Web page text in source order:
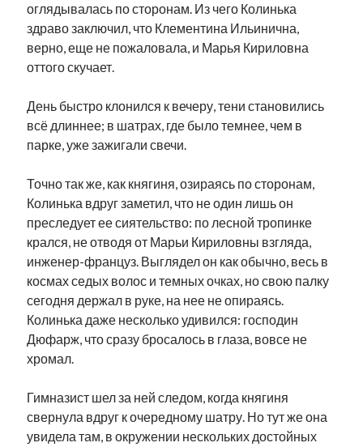
оглядывалась по сторонам. Из чего Колинька
здраво заключил, что Клементина Ильинична,
верно, еще не пожаловала, и Марья Кириловна
оттого скучает.
День быстро клонился к вечеру, тени становились
всё длиннее; в шатрах, где было темнее, чем в
парке, уже зажигали свечи.
Точно так же, как княгиня, озираясь по сторонам,
Колинька вдруг заметил, что не один лишь он
преследует ее сиятельство: по лесной тропинке
крался, не отводя от Марьи Кириловны взгляда,
инженер-француз. Выглядел он как обычно, весь в
космах седых волос и темных очках, но свою палку
сегодня держал в руке, на нее не опираясь.
Колинька даже несколько удивился: господин
Дюфарж, что сразу бросалось в глаза, вовсе не
хромал.
Гимназист шел за ней следом, когда княгиня
свернула вдруг к очередному шатру. Но тут же она
увидела там, в окружении нескольких достойных